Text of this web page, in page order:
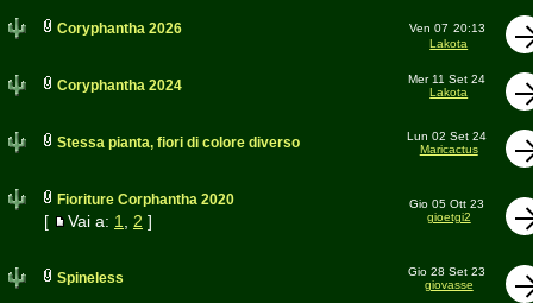
Coryphantha 2026 Ven 07 20:13
Lakota
Coryphantha 2024
Mer 11 Set 24
Lakota
Stessa pianta, fiori di colore diverso
Lun 02 Set 24
Maricactus
Fioriture Corphantha 2020
[ Vai a: 1 2 ]
Gio 05 Ott 23
gioetgi2
Spineless
Gio 28 Set 23
giovasse